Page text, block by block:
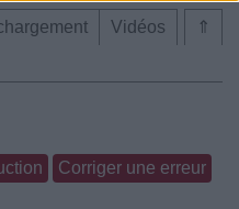
⇑
Vidéos
Corriger une erreur